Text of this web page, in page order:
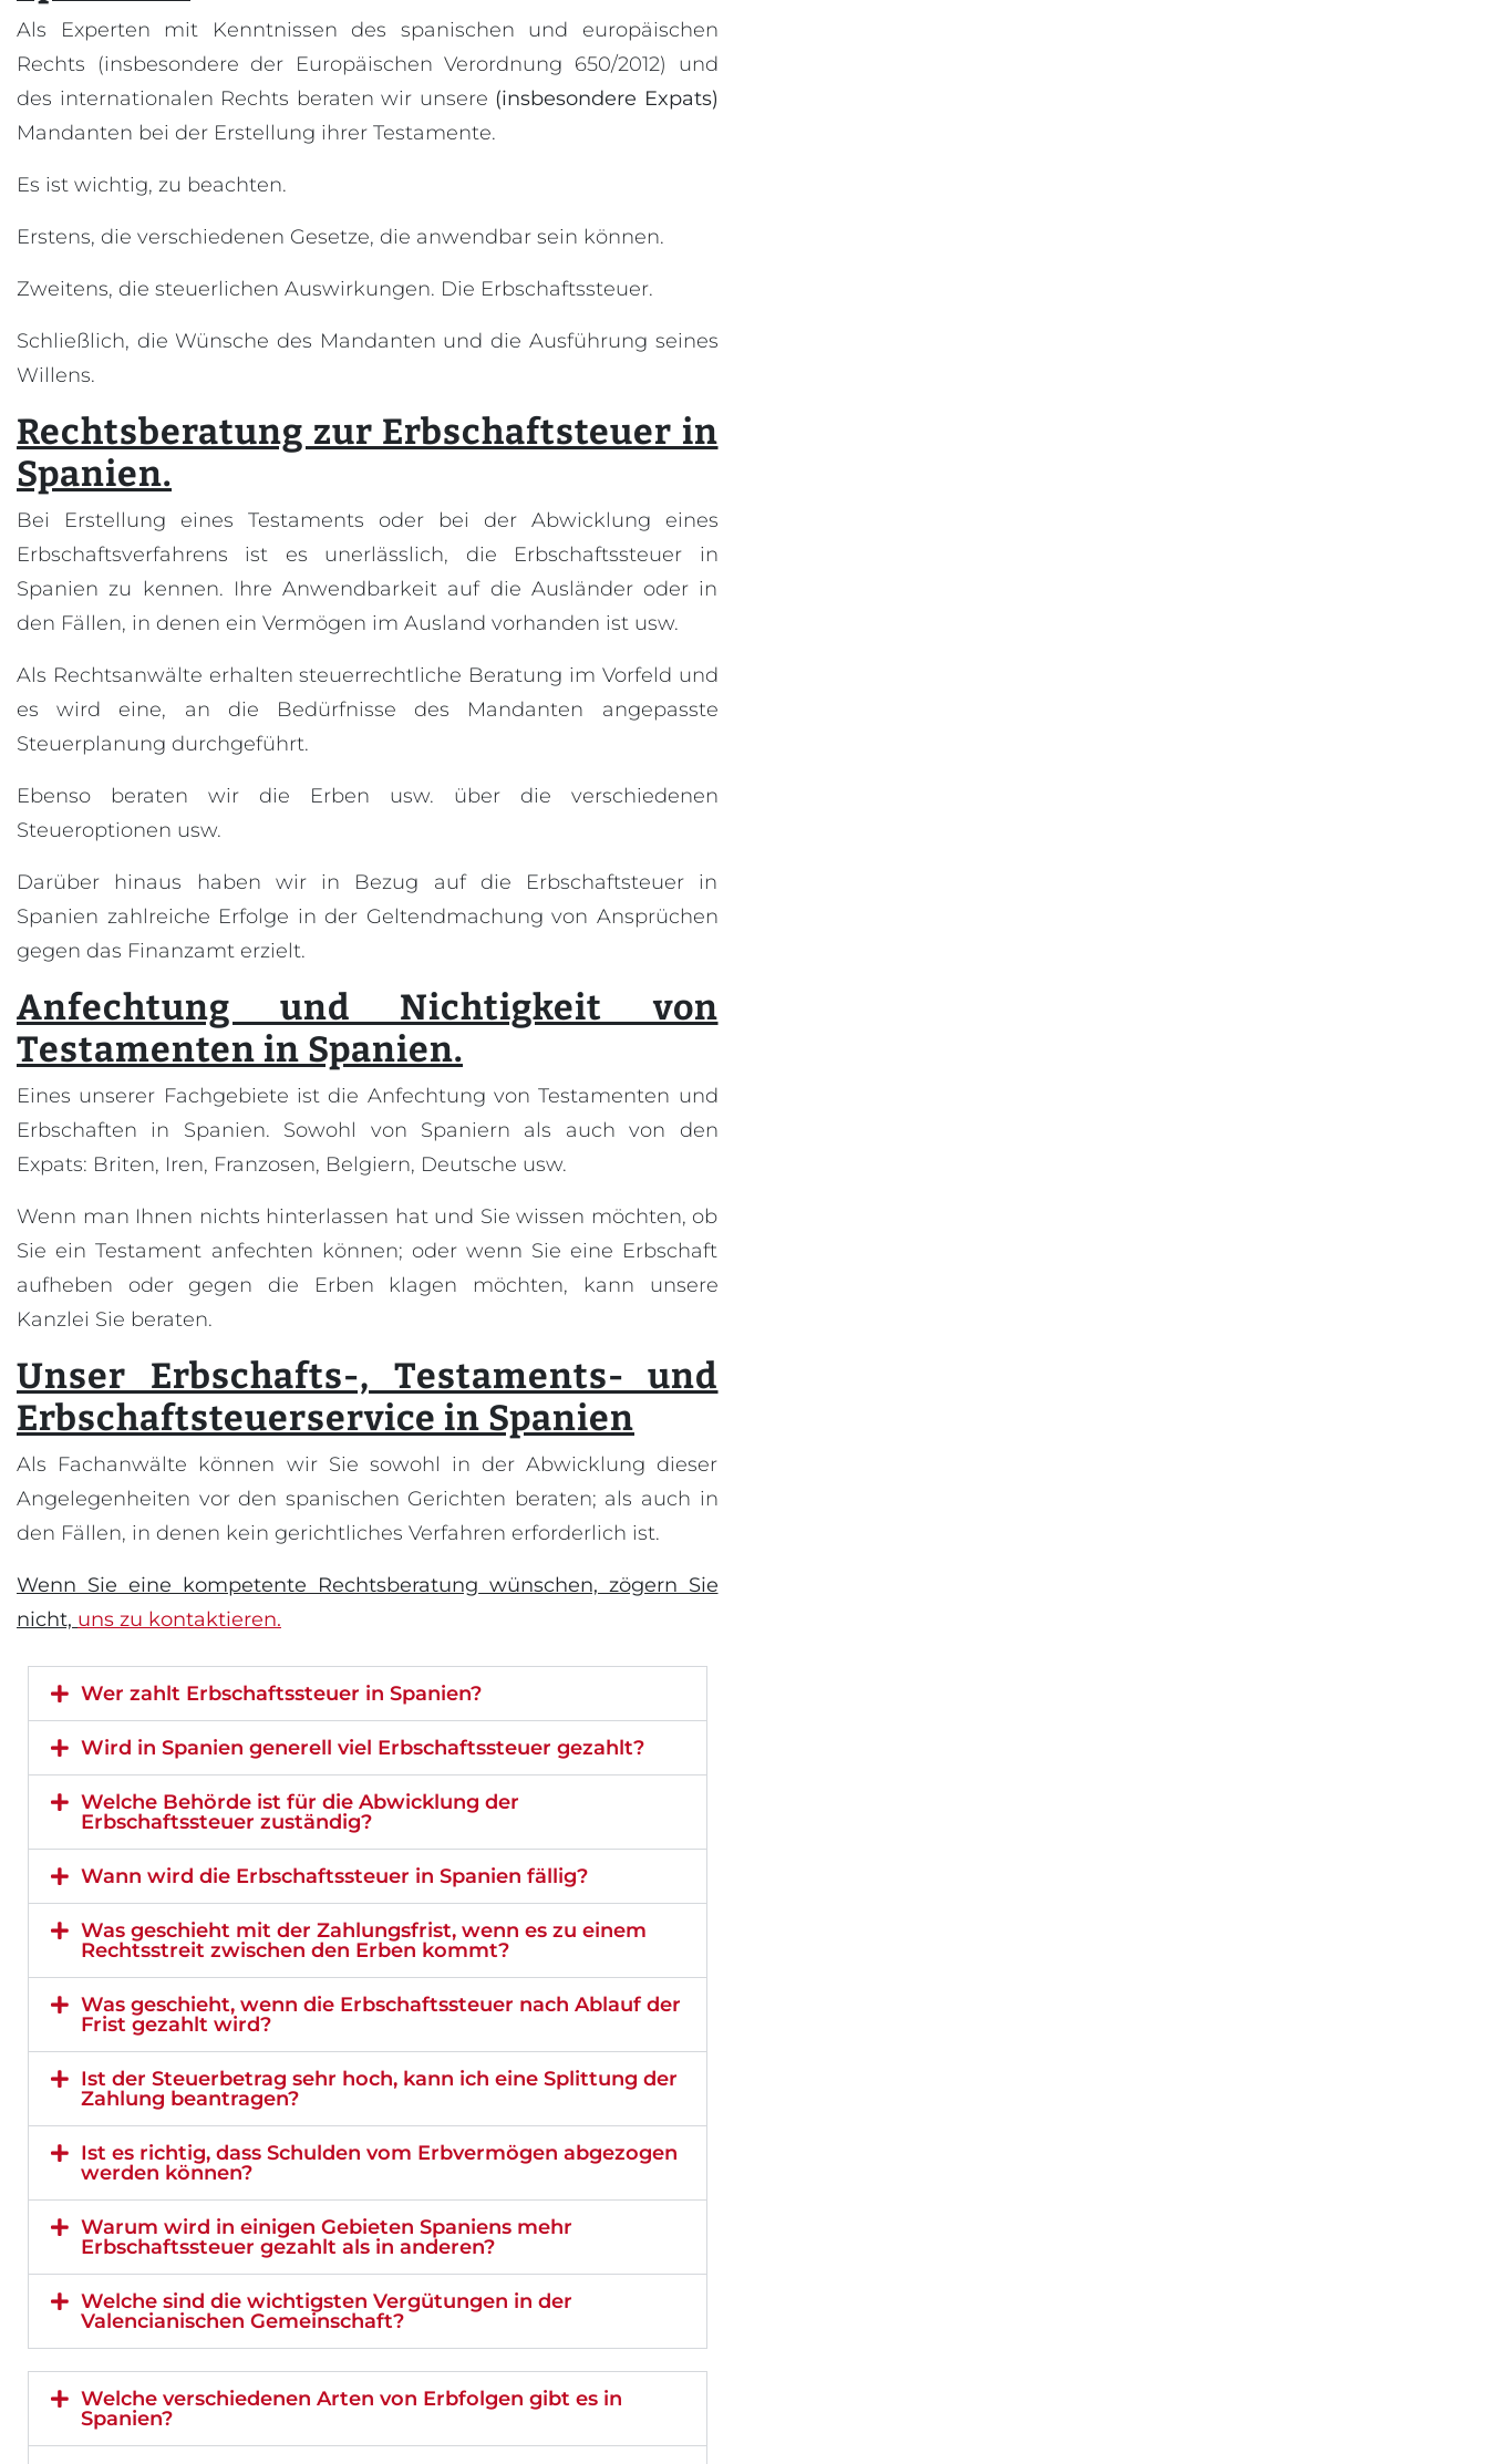
Als Experten mit Kenntnissen des spanischen und europäischen
Rechts (insbesondere der Europäischen Verordnung 650/2012) und
des internationalen Rechts beraten wir unsere (insbesondere Expats)
Mandanten bei der Erstellung ihrer Testamente.
Es ist wichtig, zu beachten.
Erstens, die verschiedenen Gesetze, die anwendbar sein können.
Zweitens, die steuerlichen Auswirkungen. Die Erbschaftssteuer.
Schließlich, die Wünsche des Mandanten und die Ausführung seines
Willens.
Rechtsberatung zur Erbschaftsteuer in
Spanien.
Bei Erstellung eines Testaments oder bei der Abwicklung eines
Erbschaftsverfahrens ist es unerlässlich, die Erbschaftssteuer in
Spanien zu kennen. Ihre Anwendbarkeit auf die Ausländer oder in
den Fällen, in denen ein Vermögen im Ausland vorhanden ist usw.
Als Rechtsanwälte erhalten steuerrechtliche Beratung im Vorfeld und
es wird eine, an die Bedürfnisse des Mandanten angepasste
Steuerplanung durchgeführt.
Ebenso beraten wir die Erben usw. über die verschiedenen
Steueroptionen usw.
Darüber hinaus haben wir in Bezug auf die Erbschaftsteuer in
Spanien zahlreiche Erfolge in der Geltendmachung von Ansprüchen
gegen das Finanzamt erzielt.
Anfechtung und Nichtigkeit von
Testamenten in Spanien.
Eines unserer Fachgebiete ist die Anfechtung von Testamenten und
Erbschaften in Spanien. Sowohl von Spaniern als auch von den
Expats: Briten, Iren, Franzosen, Belgiern, Deutsche usw.
Wenn man Ihnen nichts hinterlassen hat und Sie wissen möchten, ob
Sie ein Testament anfechten können; oder wenn Sie eine Erbschaft
aufheben oder gegen die Erben klagen möchten, kann unsere
Kanzlei Sie beraten.
Unser Erbschafts-, Testaments- und
Erbschaftsteuerservice in Spanien
Als Fachanwälte können wir Sie sowohl in der Abwicklung dieser
Angelegenheiten vor den spanischen Gerichten beraten; als auch in
den Fällen, in denen kein gerichtliches Verfahren erforderlich ist.
Wenn Sie eine kompetente Rechtsberatung wünschen, zögern Sie
nicht, uns zu kontaktieren.
Wer zahlt Erbschaftssteuer in Spanien?
Wird in Spanien generell viel Erbschaftssteuer gezahlt?
Welche Behörde ist für die Abwicklung der
Erbschaftssteuer zuständig?
Wann wird die Erbschaftssteuer in Spanien fällig?
Was geschieht mit der Zahlungsfrist, wenn es zu einem
Rechtsstreit zwischen den Erben kommt?
Was geschieht, wenn die Erbschaftssteuer nach Ablauf der
Frist gezahlt wird?
Ist der Steuerbetrag sehr hoch, kann ich eine Splittung der
Zahlung beantragen?
Ist es richtig, dass Schulden vom Erbvermögen abgezogen
werden können?
Warum wird in einigen Gebieten Spaniens mehr
Erbschaftssteuer gezahlt als in anderen?
Welche sind die wichtigsten Vergütungen in der
Valencianischen Gemeinschaft?
Welche verschiedenen Arten von Erbfolgen gibt es in
Spanien?